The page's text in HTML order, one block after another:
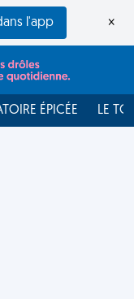
l'app ×
ÉPICÉE LE